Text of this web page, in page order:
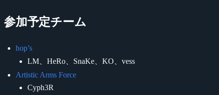
参加予定チーム
hop’s
LM、HeRo、SnaKe、KO、vess
Artistic Arms Force
Cyph3R